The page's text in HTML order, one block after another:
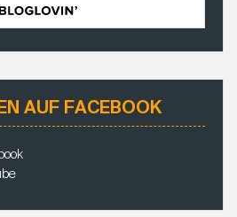
AUF FACEBOOK